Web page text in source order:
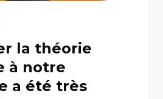
la théorie
à notre
a été très